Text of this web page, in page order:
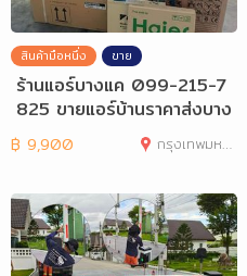
สินค้ามือหนึ่ง ขาย
ร้านแอร์บางแค 099-215-7
825 ขายแอร์บ้านราคาส่งบาง
แค ฝั่งธน
฿ 9,900 กรุงเทพมหานคร